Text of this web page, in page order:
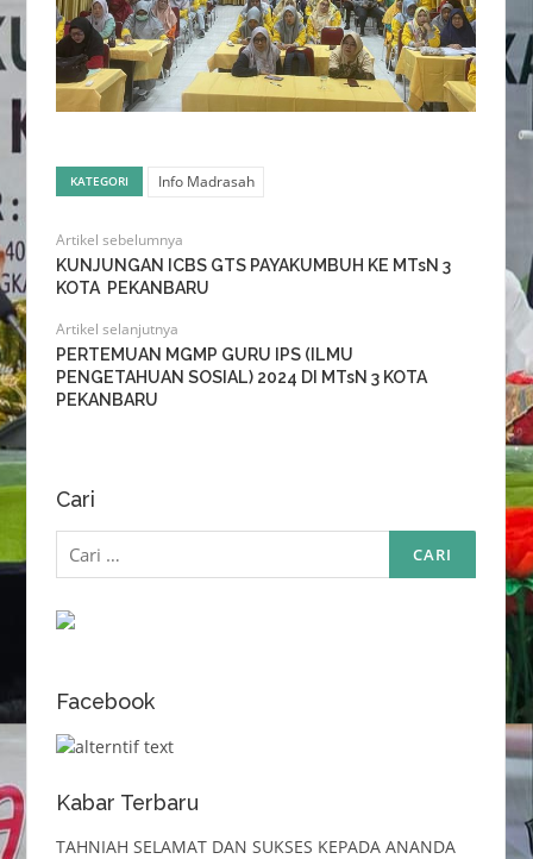
KATEGORI Info Madrasah
Artikel sebelumnya
KUNJUNGAN ICBS GTS PAYAKUMBUH KE MTsN 3
KOTA PEKANBARU
Artikel selanjutnya
PERTEMUAN MGMP GURU IPS (ILMU
PENGETAHUAN SOSIAL) 2024 DI MTsN 3 KOTA
PEKANBARU
Cari
Cari
untuk:
Facebook
Kabar Terbaru
TAHNIAH SELAMAT DAN SUKSES KEPADA ANANDA